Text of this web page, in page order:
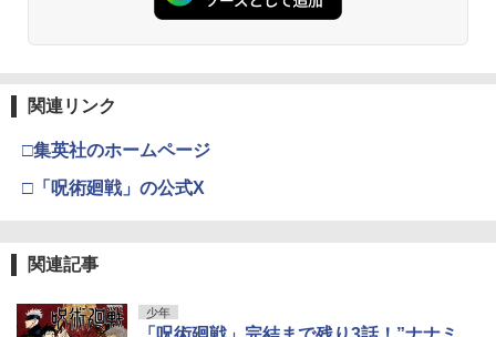
関連リンク
□集英社のホームページ
□「呪術廻戦」の公式X
関連記事
少年